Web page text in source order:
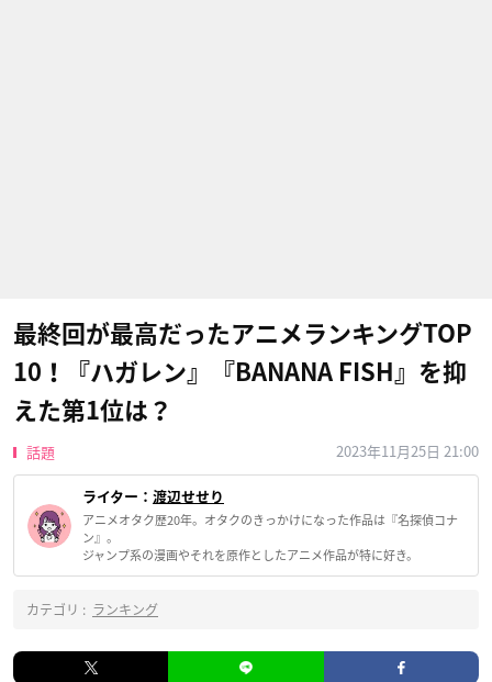
最終回が最高だったアニメランキングTOP
10！『ハガレン』『BANANA FISH』を抑
えた第1位は？
話題 2023年11月25日 21:00
ライター： 渡辺せせり
アニメオタク歴20年。オタクのきっかけになった作品は『名探偵コナ
ン』。
ジャンプ系の漫画やそれを原作としたアニメ作品が特に好き。
カテゴリ : ランキング